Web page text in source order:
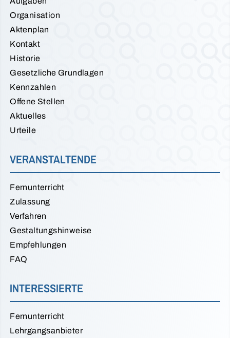
Organisation
Aktenplan
Kontakt
Historie
Gesetzliche Grundlagen
Kennzahlen
Offene Stellen
Aktuelles
Urteile
VERANSTALTENDE
Fernunterricht
Zulassung
Verfahren
Gestaltungshinweise
Empfehlungen
FAQ
INTERESSIERTE
Fernunterricht
Lehrgangsanbieter